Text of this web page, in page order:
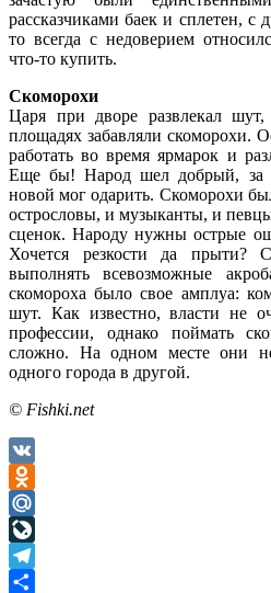
рассказчиками баек и сплетен, с
то всегда с недоверием
что-то купить.
Скоморохи
Царя при дворе развлекал
площадях забавляли скоморохи.
работать во время ярмарок и
Еще бы! Народ шел добрый, за
новой мог одарить. Скоморохи
острословы, и музыканты, и
сценок. Народу нужны острые
Хочется резкости да прыти?
выполнять всевозможные
скомороха было свое амплуа:
шут. Как известно, власти не
профессии, однако поймать
сложно. На одном месте они
одного города в другой.
© Fishki.net
VK
Odnoklassniki
Mail.Ru
LiveJournal
Telegram